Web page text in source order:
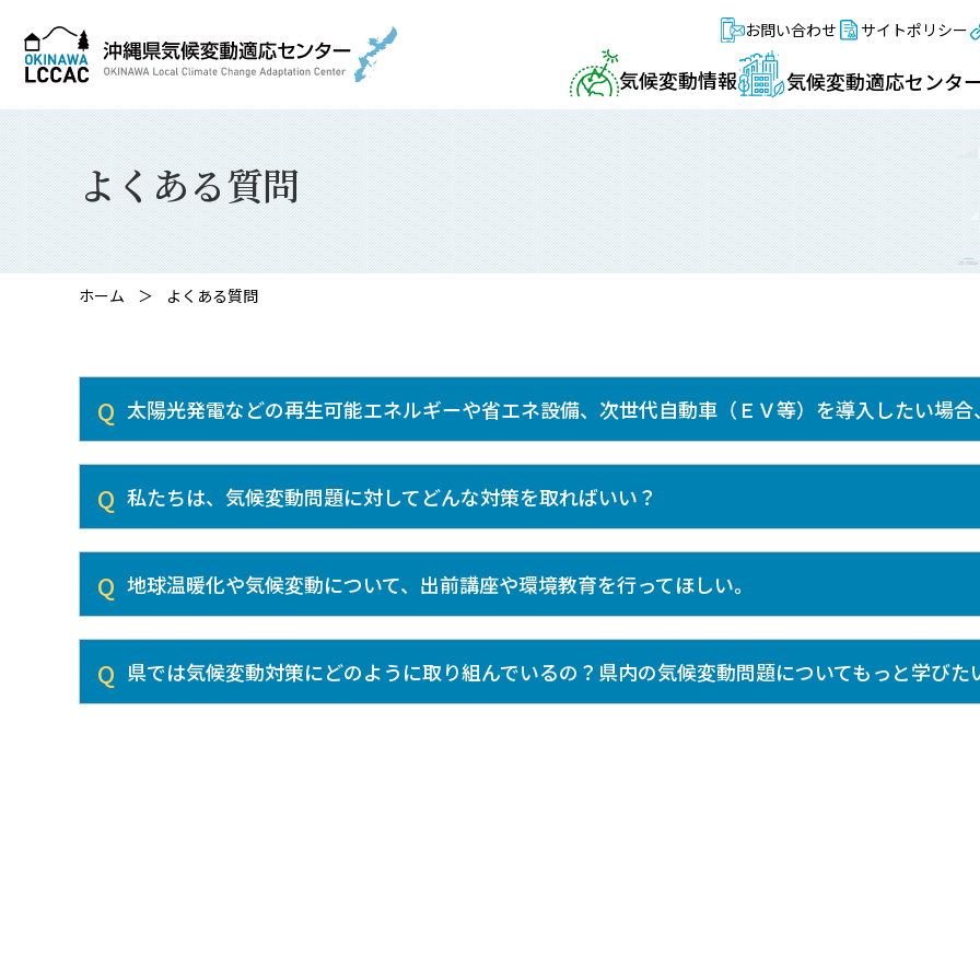
お問い合わせ サイトポリシー
気候変動情報 気候変動適応センタ
よくある質問
ホーム よくある質問
太陽光発電などの再生可能エネルギーや省エネ設備、次世代自動車（ＥＶ等）を導入したい場合
私たちは、気候変動問題に対してどんな対策を取ればいい？
地球温暖化や気候変動について、出前講座や環境教育を行ってほしい。
県では気候変動対策にどのように取り組んでいるの？県内の気候変動問題についてもっと学びた